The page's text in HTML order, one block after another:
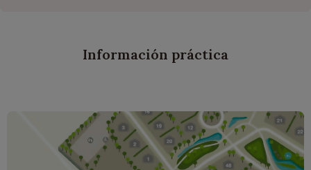
Información práctica